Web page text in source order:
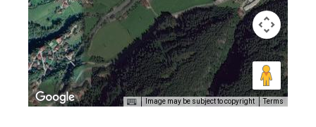
Image may be subject to copyright Terms